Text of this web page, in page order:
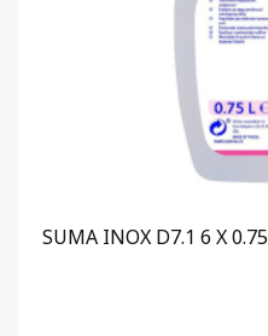
SUMA INOX D7.1 6 X